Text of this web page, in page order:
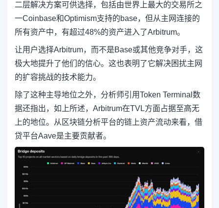
二层解决方案可供选择，包括由世界上最大的交易所之
一Coinbase和Optimism支持的base，但从主网连接的
所有资产中，有超过48%的资产进入了Arbitrum。
让用户选择Arbitrum，而不是Base或其他竞争对手，这
极大地提升了他们的信心。这也表明了它解决困扰主网
的扩容挑战的技术能力。
除了这种主导地位之外，分析师引用Token Terminal数
据还指出，如上所述，Arbitrum在TVL方面占据至高无
上的地位。从区块链分析平台的链上资产流动来看，借
贷平台Aave是主要贡献者。